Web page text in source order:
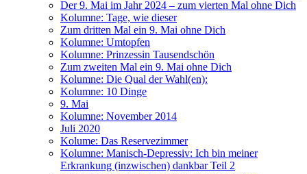
Der 9. Mai im Jahr 2024 – zum vierten Mal ohne Dich
Kolumne: Tage, wie dieser
Zum dritten Mal ein 9. Mai ohne Dich
Kolumne: Umtopfen
Kolumne: Prinzessin Tausendschön
Zum zweiten Mal ein 9. Mai ohne Dich
Kolumne: Die Qual der Wahl(en):
Kolumne: 10 Dinge
9. Mai
Kolumne: November 2014
Juli 2020
Kolume: Das Reservezimmer
Kolumne: Manisch-Depressiv: Ich bin meiner
Erkrankung (inzwischen) dankbar Teil 2